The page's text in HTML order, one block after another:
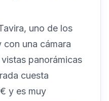
uno de los
con una cámara
panorámicas
cuesta
y es muy